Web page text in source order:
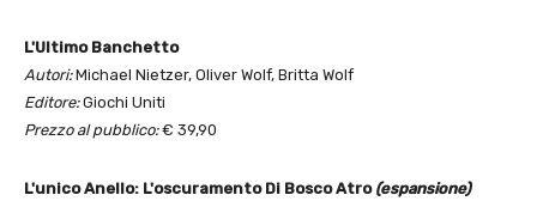
L'Ultimo Banchetto
Autori:Michael Nietzer, Oliver Wolf, Britta Wolf
Editore:Giochi Uniti
Prezzo al pubblico:€ 39,90
L'unico Anello: L'oscuramento Di Bosco Atro (espansione)